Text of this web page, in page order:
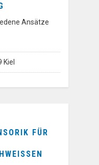
Ansätze
FÜR